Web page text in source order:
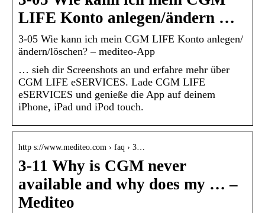
LIFE Konto anlegen/ändern …
3-05 Wie kann ich mein CGM LIFE Konto anlegen/
ändern/löschen? – mediteo-App
… sieh dir Screenshots an und erfahre mehr über
CGM LIFE eSERVICES. Lade CGM LIFE
eSERVICES und genieße die App auf deinem
iPhone, iPad und iPod touch.
http s://www.mediteo.com › faq › 3…
3-11 Why is CGM never
available and why does my … –
Mediteo